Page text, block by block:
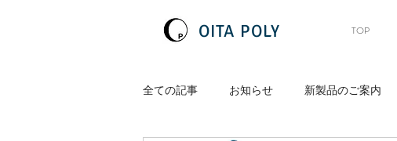
OITA POLY TOP
全ての記事 お知らせ 新製品のご案内